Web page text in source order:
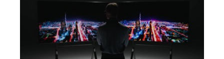
LG OLED evo W6
Samsung Micro RGB R95H
LG Micro RGB evo